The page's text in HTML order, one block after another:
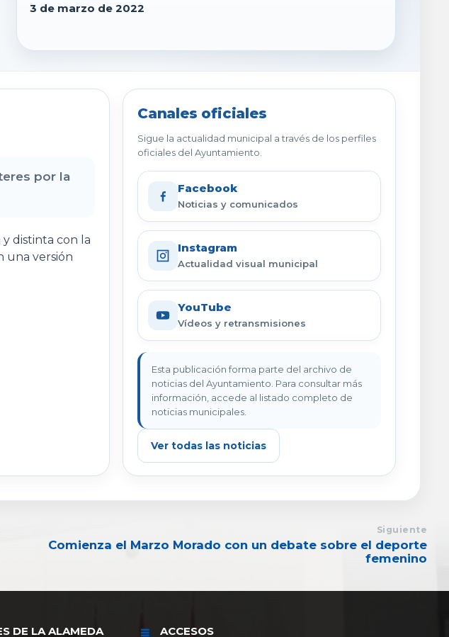
3 de marzo de 2022
por la
distinta con la
una versión
Canales oficiales
Sigue la actualidad municipal a través de los perfiles
oficiales del Ayuntamiento.
Facebook
Noticias y comunicados
Instagram
Actualidad visual municipal
YouTube
Vídeos y retransmisiones
Esta publicación forma parte del archivo de
noticias del Ayuntamiento. Para consultar más
información, accede al listado completo de
noticias municipales.
Ver todas las noticias
Siguiente
Comienza el Marzo Morado con un debate sobre el deporte
femenino
DE LA ALAMEDA ACCESOS